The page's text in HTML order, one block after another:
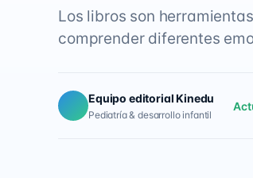
Los libros son
comprender diferentes
Equipo editorial Kinedu
Pediatría & desarrollo infantil